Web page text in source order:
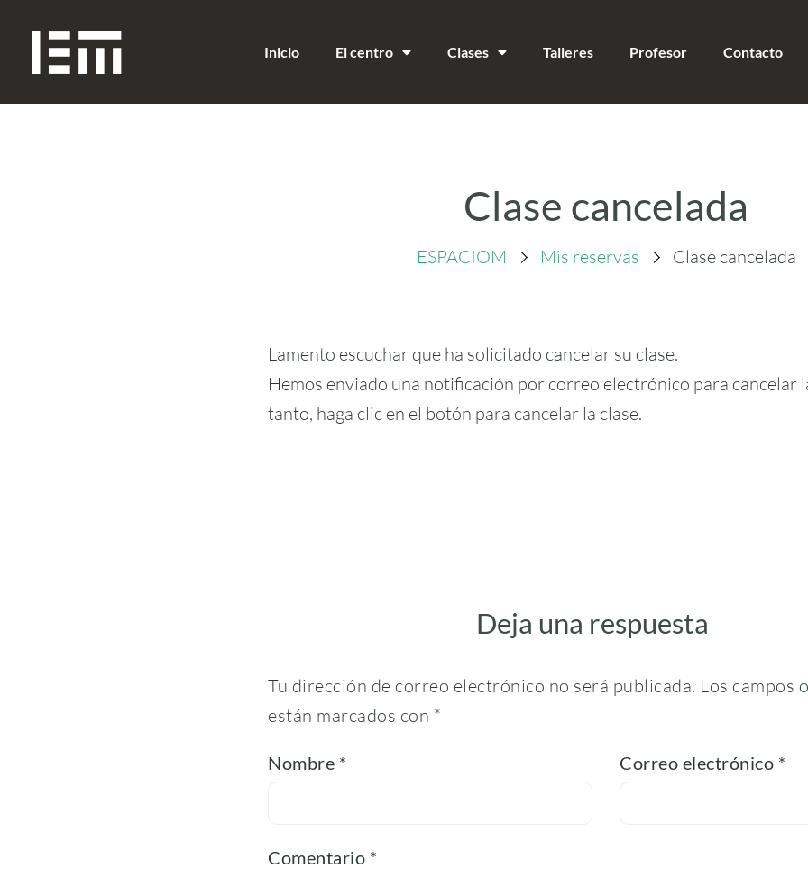
Inicio El centro Clases Talleres Profesor Contacto
Clase cancelada
ESPACIOM Mis reservas Clase cancelada
Lamento escuchar que ha solicitado cancelar su clase.
Hemos enviado una notificación por correo electrónico para cancelar
tanto, haga clic en el botón para cancelar la clase.
Deja una respuesta
Tu dirección de correo electrónico no será publicada. Los campos
están marcados con *
Comentario *
Nombre * Correo electrónico *